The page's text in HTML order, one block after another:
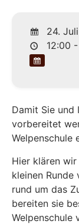
24.
12:00
Damit Sie und
vorbereitet
Welpenschule
Hier klären
kleinen
rund um das
bereiten sie
Welpenschule